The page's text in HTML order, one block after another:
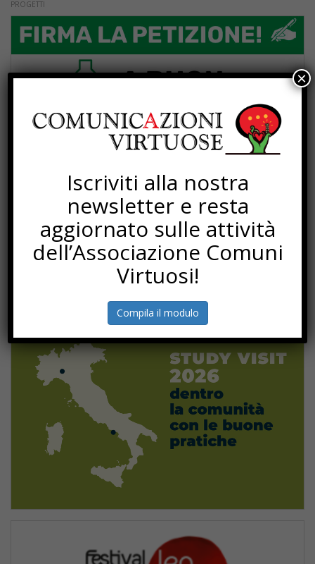
PROGETTI
Iscriviti alla nostra
newsletter e resta
aggiornato sulle attività
dell’Associazione Comuni
Virtuosi!
Compila il modulo
×